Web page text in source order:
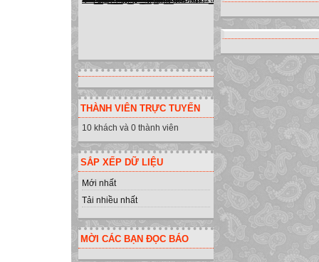
THÀNH VIÊN TRỰC TUYẾN
10 khách và 0 thành viên
SẮP XẾP DỮ LIỆU
Mới nhất
Tải nhiều nhất
MỜI CÁC BẠN ĐỌC BÁO